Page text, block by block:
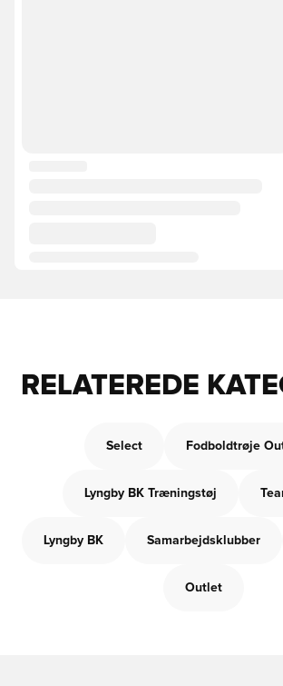
RELATEREDE
Select Fodboldtrøje
Lyngby BK Træningstøj
Lyngby BK Samarbejdsklubber
Outlet